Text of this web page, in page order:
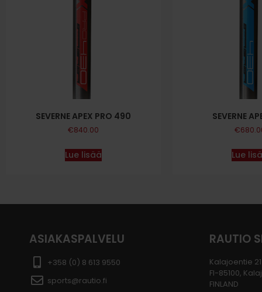
SEVERNE APEX PRO 490
€840.00
Lue lisää
SEVERNE
€
Lue
ASIAKASPALVELU
+358 (0) 8 613 9550
sports@rautio.fi
RAUTIO
Kalajoentie 21
FI-85100,
FINLAND